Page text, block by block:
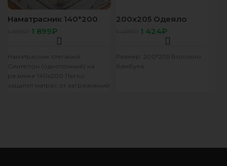
Наматрасник 140*200
стеганый Синтепон
(однотонный) на
1 899₽
Наматрасник стеганый
Синтепон (однотонный) на
резинке 140х200 Легко
защитит матрас от загрязнений
200х205 Одеяло
(Волокно бамбука)
Стандарт всесезон
1 424₽
Размер: 200*205 Волокно
бамбука